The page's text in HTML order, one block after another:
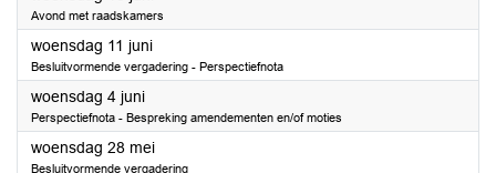
Avond met raadskamers
woensdag 11 juni2025
Besluitvormende vergadering - Perspectiefnota
woensdag 4 juni2025
Perspectiefnota - Bespreking amendementen en/of moties
woensdag 28 mei2025
Besluitvormende vergadering